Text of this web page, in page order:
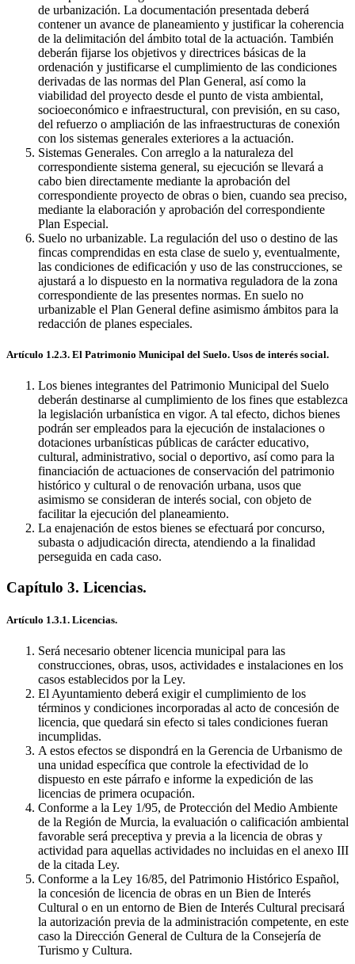
de urbanización. La documentación presentada deberá
contener un avance de planeamiento y justificar la coherencia
de la delimitación del ámbito total de la actuación. También
deberán fijarse los objetivos y directrices básicas de la
ordenación y justificarse el cumplimiento de las condiciones
derivadas de las normas del Plan General, así como la
viabilidad del proyecto desde el punto de vista ambiental,
socioeconómico e infraestructural, con previsión, en su caso,
del refuerzo o ampliación de las infraestructuras de conexión
con los sistemas generales exteriores a la actuación.
Sistemas Generales. Con arreglo a la naturaleza del
correspondiente sistema general, su ejecución se llevará a
cabo bien directamente mediante la aprobación del
correspondiente proyecto de obras o bien, cuando sea preciso,
mediante la elaboración y aprobación del correspondiente
Plan Especial.
Suelo no urbanizable. La regulación del uso o destino de las
fincas comprendidas en esta clase de suelo y, eventualmente,
las condiciones de edificación y uso de las construcciones, se
ajustará a lo dispuesto en la normativa reguladora de la zona
correspondiente de las presentes normas. En suelo no
urbanizable el Plan General define asimismo ámbitos para la
redacción de planes especiales.
Artículo 1.2.3. El Patrimonio Municipal del Suelo. Usos de interés social.
Los bienes integrantes del Patrimonio Municipal del Suelo
deberán destinarse al cumplimiento de los fines que establezca
la legislación urbanística en vigor. A tal efecto, dichos bienes
podrán ser empleados para la ejecución de instalaciones o
dotaciones urbanísticas públicas de carácter educativo,
cultural, administrativo, social o deportivo, así como para la
financiación de actuaciones de conservación del patrimonio
histórico y cultural o de renovación urbana, usos que
asimismo se consideran de interés social, con objeto de
facilitar la ejecución del planeamiento.
La enajenación de estos bienes se efectuará por concurso,
subasta o adjudicación directa, atendiendo a la finalidad
perseguida en cada caso.
Capítulo 3. Licencias.
Artículo 1.3.1. Licencias.
Será necesario obtener licencia municipal para las
construcciones, obras, usos, actividades e instalaciones en los
casos establecidos por la Ley.
El Ayuntamiento deberá exigir el cumplimiento de los
términos y condiciones incorporadas al acto de concesión de
licencia, que quedará sin efecto si tales condiciones fueran
incumplidas.
A estos efectos se dispondrá en la Gerencia de Urbanismo de
una unidad específica que controle la efectividad de lo
dispuesto en este párrafo e informe la expedición de las
licencias de primera ocupación.
Conforme a la Ley 1/95, de Protección del Medio Ambiente
de la Región de Murcia, la evaluación o calificación ambiental
favorable será preceptiva y previa a la licencia de obras y
actividad para aquellas actividades no incluidas en el anexo III
de la citada Ley.
Conforme a la Ley 16/85, del Patrimonio Histórico Español,
la concesión de licencia de obras en un Bien de Interés
Cultural o en un entorno de Bien de Interés Cultural precisará
la autorización previa de la administración competente, en este
caso la Dirección General de Cultura de la Consejería de
Turismo y Cultura.